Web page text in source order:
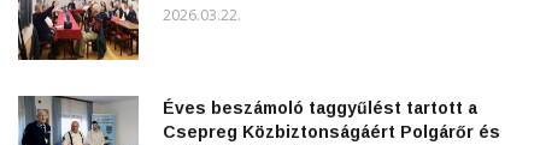
2026.03.22.
Éves beszámoló taggyűlést tartott a
Csepreg Közbiztonságáért Polgárőr és